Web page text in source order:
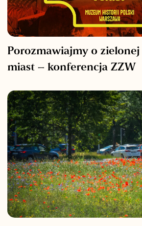
Porozmawiajmy o zielonej
miast – konferencja ZZW